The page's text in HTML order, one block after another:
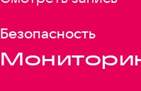
Безопасность